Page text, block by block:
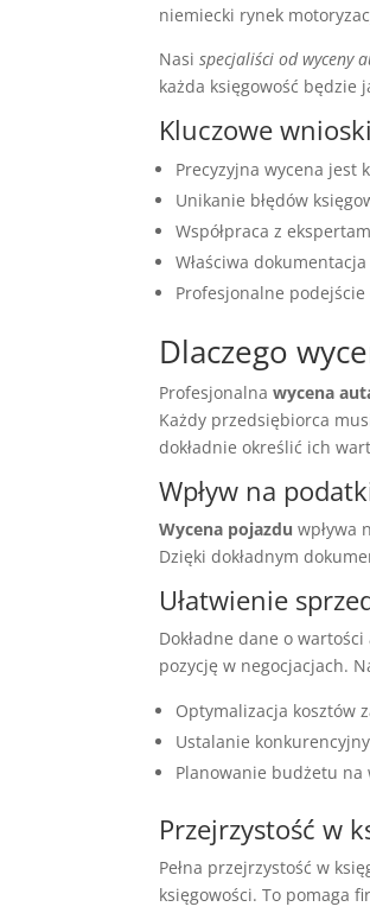
niemiecki rynek
Nasispecjaliści od wyceny
każda księgowość będzie
Kluczowe wnioski
Precyzyjna wycena jest
Unikanie błędów
Współpraca z
Właściwa
Profesjonalne
Dlaczego
Profesjonalnawycena
Każdy przedsiębiorca
dokładnie określić ich
Wpływ na
Wycena pojazdu wpływa
Dzięki dokładnym
Ułatwienie
Dokładne dane o
pozycję w negocjacjach.
Optymalizacja kosztów
Ustalanie
Planowanie budżetu na
Przejrzystość w
Pełna przejrzystość w
księgowości. To pomaga